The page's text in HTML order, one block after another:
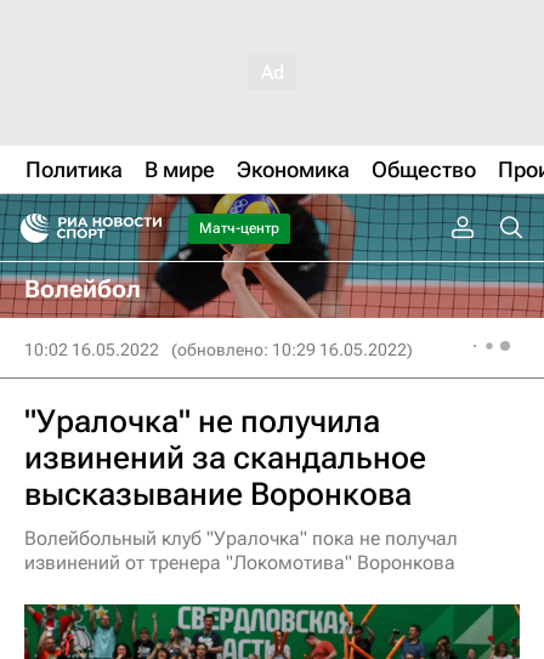
Политика В мире Экономика Общество
Матч-центр
Волейбол
10:02 16.05.2022 (обновлено: 10:29 16.05.2022)
"Уралочка" не получила
извинений за скандальное
высказывание Воронкова
Волейбольный клуб "Уралочка" пока не получал
извинений от тренера "Локомотива" Воронкова